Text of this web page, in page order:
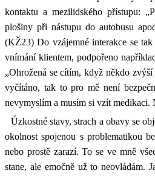
kontaktu a mezilidského přístupu:
plošiny při nástupu do autobusu
(KŽ23) Do vzájemné interakce se
vnímání klientem, podpořeno
„Ohrožená se cítím, když někdo
vyčítáno, tak to pro mě není
nevymyslím a musím si vzít
Úzkostné stavy, strach a obavy se
okolnost spojenou s problematikou
nebo prostě zarazí. To se ve mně
stane, ale emočně už to neovládám.